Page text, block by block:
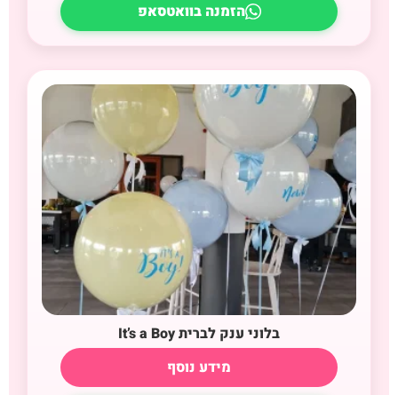
הזמנה בוואטסאפ
בלוני ענק לברית It’s a Boy
מידע נוסף